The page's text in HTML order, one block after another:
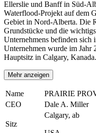
Ellerslie und Banff in Süd-
Waterflood-Projekt auf dem
Gebiet in Nord-Alberta. Die
Grundstücke und die
Unternehmens befinden sich
Unternehmen wurde im Jahr
Hauptsitz in Calgary, Kanada.
Mehr anzeigen
Name
PRAIRIE
CEO
Dale A. Miller
Sitz
Calgary, ab